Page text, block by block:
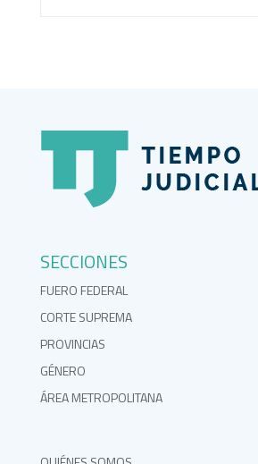
SECCIONES
FUERO FEDERAL
CORTE SUPREMA
PROVINCIAS
GÉNERO
ÁREA METROPOLITANA